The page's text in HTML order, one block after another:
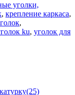
уголки,
, крепление каркаса,
,
ku, уголок для